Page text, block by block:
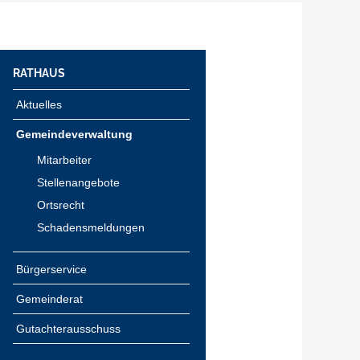
RATHAUS
Aktuelles
Gemeindeverwaltung
Mitarbeiter
Stellenangebote
Ortsrecht
Schadensmeldungen
Bürgerservice
Gemeinderat
Gutachterausschuss